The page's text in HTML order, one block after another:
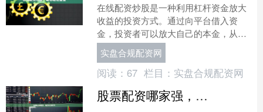
在线配资炒股是一种利用杠杆资金放大
收益的投资方式。通过向平台借入资
金，投资者可以放大自己的本金，从而
获得更高的收益。 **在线配资炒股的优
势：** * **放大....
实盘合规配资网
阅读： 67 栏目： 实盘合规配资网
股票配资哪家强，助你投资赢四方